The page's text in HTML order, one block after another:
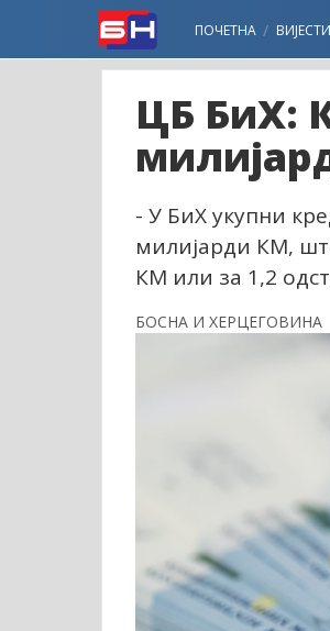
ПОЧЕТНА ВИЈЕСТИ
ЦБ БиХ:
- У БиХ укупни
милијарди КМ,
КМ или за 1,2
БОСНА И ХЕРЦЕГОВИНА